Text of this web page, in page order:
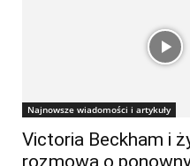
Najnowsze wiadomości i artykuły
Victoria Beckham i
rozmowa o